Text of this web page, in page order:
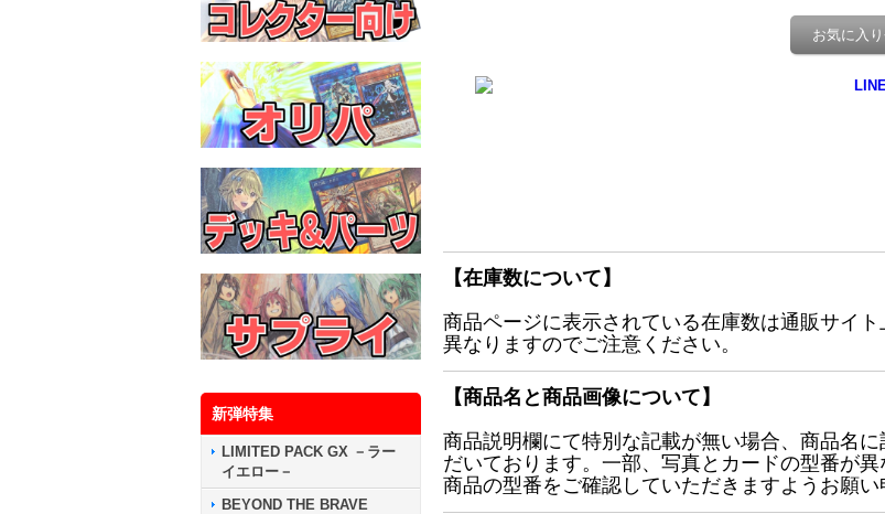
新弾特集
LIMITED PACK GX －ラー
イエロー－
BEYOND THE BRAVE
お気に入
【在庫数について】
商品ページに表示されている在庫数は通販サイ
異なりますのでご注意ください。
【商品名と商品画像について】
商品説明欄にて特別な記載が無い場合、商品名
だいております。一部、写真とカードの型番が
商品の型番をご確認していただきますようお願い